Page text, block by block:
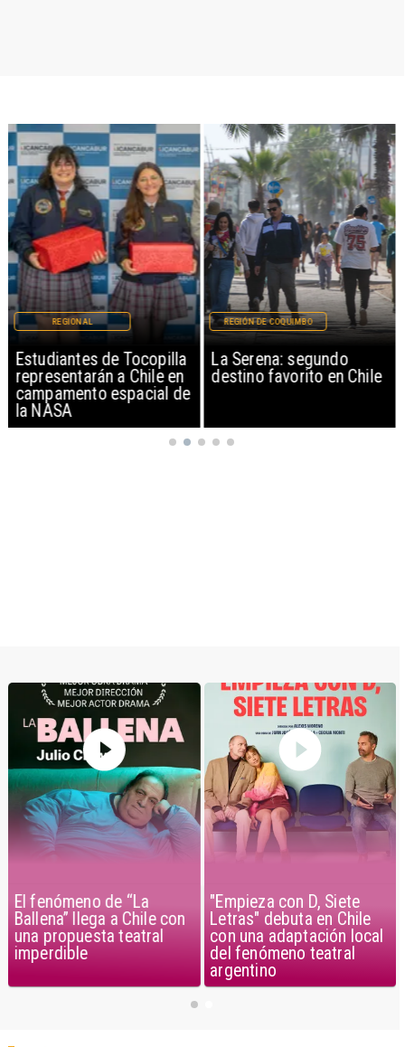
Estudiantes de Tocopilla
representarán a Chile en
campamento espacial de
la NASA
REGIONAL
La Serena: segundo
destino favorito en Chile
REGIÓN DE COQUIMBO
El fenómeno de “La
Ballena” llega a Chile con
una propuesta teatral
imperdible
"Empieza con D, Siete
Letras" debuta en Chile
con una adaptación local
del fenómeno teatral
argentino